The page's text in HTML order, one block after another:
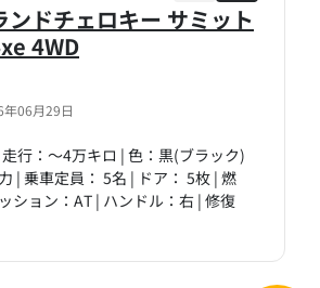
06月29日
ンドチェロキー サミット
4WD
行：～4万キロ | 色：黒(ブラック)
| 乗車定員： 5名 | ドア： 5枚 | 燃
ション：AT | ハンドル：右 | 修復